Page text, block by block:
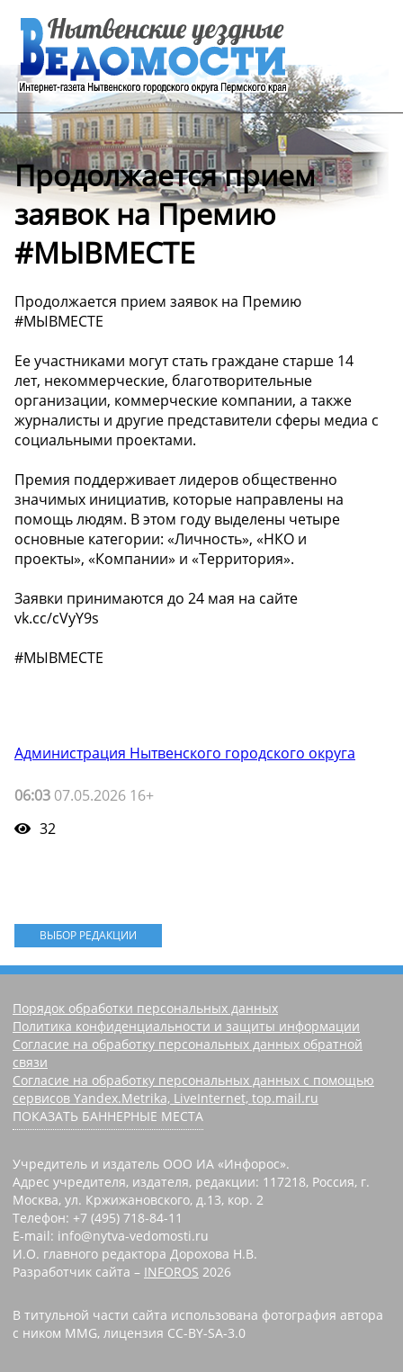
Продолжается прием
заявок на Премию
#МЫВМЕСТЕ
Продолжается прием заявок на Премию
#МЫВМЕСТЕ
Ее участниками могут стать граждане старше 14
лет, некоммерческие, благотворительные
организации, коммерческие компании, а также
журналисты и другие представители сферы медиа с
социальными проектами.
Премия поддерживает лидеров общественно
значимых инициатив, которые направлены на
помощь людям. В этом году выделены четыре
основные категории: «Личность», «НКО и
проекты», «Компании» и «Территория».
Заявки принимаются до 24 мая на сайте
vk.cc/cVyY9s
#МЫВМЕСТЕ
Администрация Нытвенского городского округа
06:03 07.05.2026 16+
32
ВЫБОР РЕДАКЦИИ
Порядок обработки персональных данных
Политика конфиденциальности и защиты информации
Согласие на обработку персональных данных обратной
связи
Согласие на обработку персональных данных с помощью
сервисов Yandex.Metrika, LiveInternet, top.mail.ru
ПОКАЗАТЬ БАННЕРНЫЕ МЕСТА
Учредитель и издатель ООО ИА «Инфорос».
Адрес учредителя, издателя, редакции: 117218, Россия, г.
Москва, ул. Кржижановского, д.13, кор. 2
Телефон: +7 (495) 718-84-11
E-mail: info@nytva-vedomosti.ru
И.О. главного редактора Дорохова Н.В.
Разработчик сайта – INFOROS 2026
В титульной части сайта использована фотография автора
с ником MMG, лицензия CC-BY-SA-3.0